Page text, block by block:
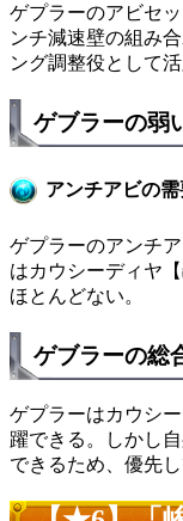
ゲプラーのアビセ
ンチ減速壁の組み
ング調整役として活
ゲブラーの弱
アンチアビの
ゲプラーのアンチ
はカウシーディヤ
ほとんどない。
ゲブラーの総
ゲプラーはカウシ
躍できる。しかし
できるため、優先